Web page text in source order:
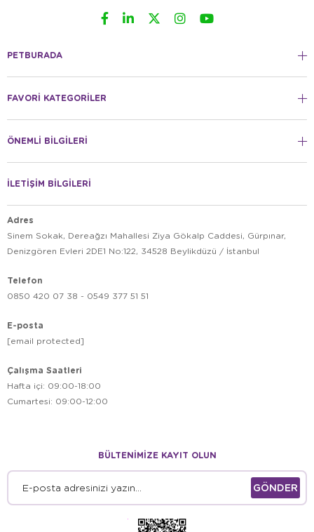
PETBURADA
FAVORİ KATEGORİLER
ÖNEMLİ BİLGİLERİ
İLETİŞİM BİLGİLERİ
Adres
Sinem Sokak, Dereağzı Mahallesi Ziya Gökalp Caddesi, Gürpınar,
Denizgören Evleri 2DE1 No:122, 34528 Beylikdüzü / İstanbul
Telefon
0850 420 07 38 - 0549 377 51 51
E-posta
[email protected]
Çalışma Saatleri
Hafta içi: 09:00-18:00
Cumartesi: 09:00-12:00
BÜLTENİMİZE KAYIT OLUN
GÖNDER